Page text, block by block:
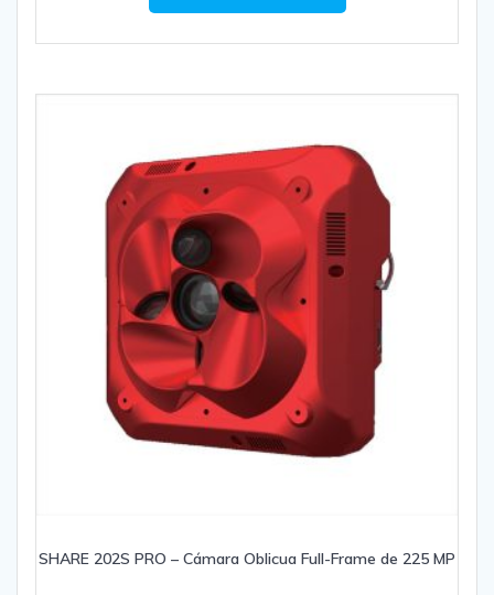
SHARE 202S PRO – Cámara Oblicua Full-Frame de 225 MP